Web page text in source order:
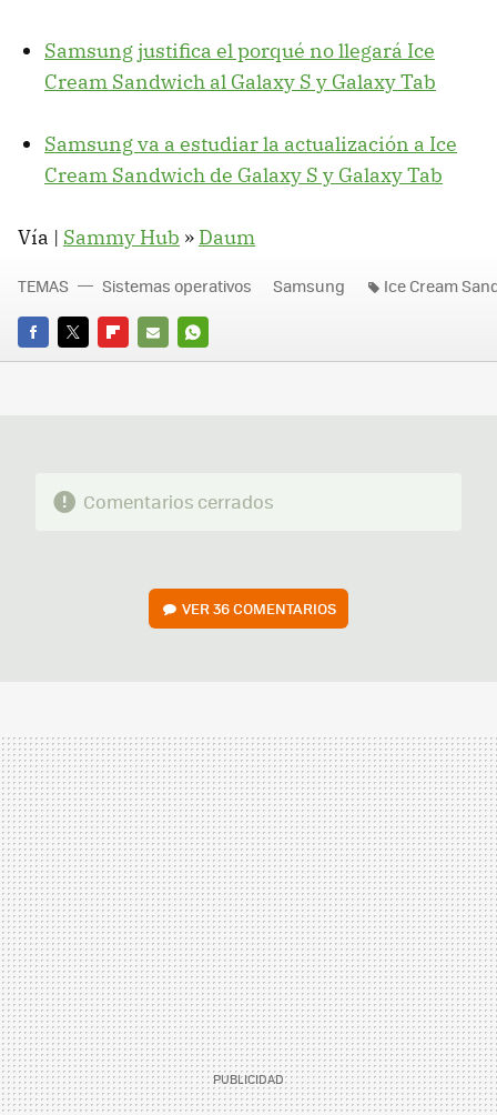
Samsung justifica el porqué no llegará Ice
Cream Sandwich al Galaxy S y Galaxy Tab
Samsung va a estudiar la actualización a Ice
Cream Sandwich de Galaxy S y Galaxy Tab
Vía | Sammy Hub » Daum
FACEBOOK
TWITTERFLIPBOARD
E-
WHATSAPP
TEMAS Sistemas operativos Samsung Ice Cream
Comentarios cerrados
VER36 COMENTARIOS